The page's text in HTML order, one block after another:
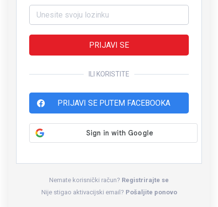
PRIJAVI SE
ILI KORISTITE
PRIJAVI SE PUTEM FACEBOOKA
Nemate korisnički račun? Registrirajte se
Nije stigao aktivacijski email? Pošaljite ponovo